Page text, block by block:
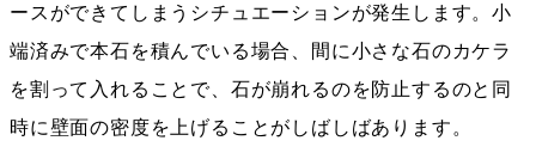
ースができてしまうシチュエーションが発生します。小
端済みで本石を積んでいる場合、間に小さな石のカケラ
を割って入れることで、石が崩れるのを防止するのと同
時に壁面の密度を上げることがしばしばあります。